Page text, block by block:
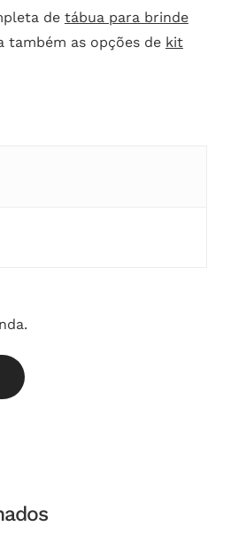
de tábua para brinde
também as opções de kit